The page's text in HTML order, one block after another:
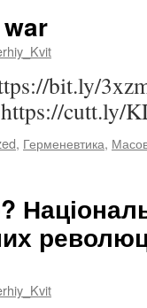
bit.ly/
cutt.ly/
, Герменевтика,